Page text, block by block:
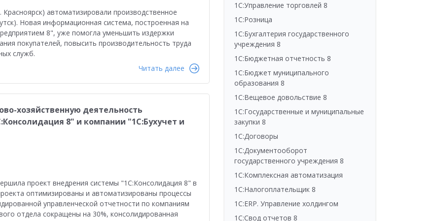
Автоматизация бизнеса Управление продажами
Торговым компаниям Управленческий учет
Облачные технологии
Истории успеха
работа 1С:Фреш Антикризисные решения
Конкурс кейсов 2025 1С:Сервер взаимодействия
Интеграция Переход на 1C:ERP
автоматизировали производственное
Новая информационная система, построенная на
8", уже помогла уменьшить издержки
покупателей, повысить производительность труда
служб.
Читать далее
хозяйственную деятельность
8" и компании "1С:Бухучет и
проект внедрения системы "1С:Консолидация 8" в
оптимизированы и автоматизированы процессы
управленческой отчетности по компаниям
отдела сокращены на 30%, консолидированная
1С:Управление торговлей 8
1С:Розница
1С:Бухгалтерия государственного
учреждения 8
1С:Бюджетная отчетность 8
1С:Бюджет муниципального
образования 8
1С:Вещевое довольствие 8
1С:Государственные и муниципальные
закупки 8
1С:Договоры
1С:Документооборот
государственного учреждения 8
1С:Комплексная автоматизация
1С:Налогоплательщик 8
1С:ERP. Управление холдингом
1С:Свод отчетов 8